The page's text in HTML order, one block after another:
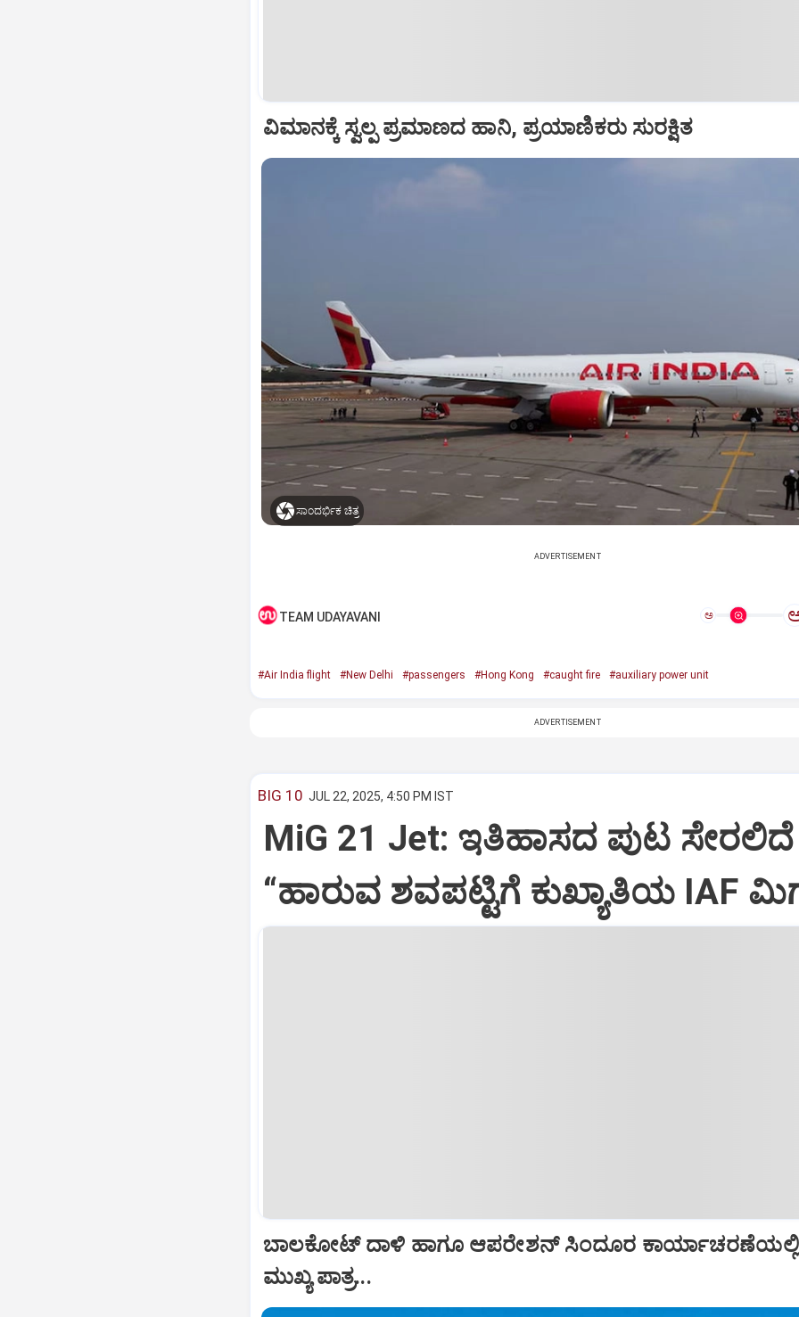
ವಿಮಾನಕ್ಕೆ ಸ್ವಲ್ಪ ಪ್ರಮಾಣದ ಹಾನಿ, ಪ್ರಯಾಣಿಕರು ಸುರಕ್ಷಿತ
ಸಾಂದರ್ಭಿಕ ಚಿತ್ರ
ADVERTISEMENT
TEAM UDAYAVANI ಅ
#Air India flight #New Delhi #passengers #Hong Kong #caught fire #auxiliary power unit
ADVERTISEMENT
BIG 10 JUL 22, 2025, 4:50 PM IST
MiG 21 Jet: ಇತಿಹಾಸದ ಪುಟ ಸೇರಲಿದೆ
“ಹಾರುವ ಶವಪಟ್ಟಿಗೆ ಕುಖ್ಯಾತಿಯ IAF
ಬಾಲಕೋಟ್‌ ದಾಳಿ ಹಾಗೂ ಆಪರೇಶನ್‌ ಸಿಂದೂರ ಕಾರ್ಯಾಚರಣೆಯಲ್ಲಿ
ಮುಖ್ಯ ಪಾತ್ರ...